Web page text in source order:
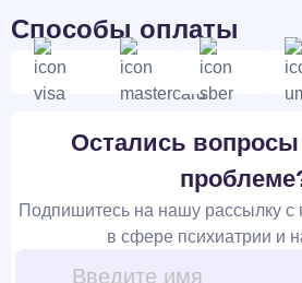
Способы оплаты
Остались
Подпишитесь на нашу рассылку с
в сфере психиатрии и